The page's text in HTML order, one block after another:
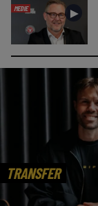
MEDIE ►
TRANSFER